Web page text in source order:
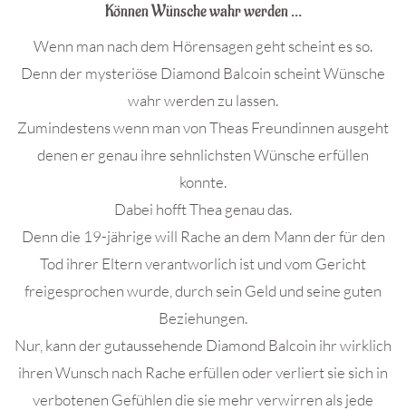
Können Wünsche wahr werden …
Wenn man nach dem Hörensagen geht scheint es so.
Denn der mysteriöse Diamond Balcoin scheint Wünsche
wahr werden zu lassen.
Zumindestens wenn man von Theas Freundinnen ausgeht
denen er genau ihre sehnlichsten Wünsche erfüllen
konnte.
Dabei hofft Thea genau das.
Denn die 19-jährige will Rache an dem Mann der für den
Tod ihrer Eltern verantworlich ist und vom Gericht
freigesprochen wurde, durch sein Geld und seine guten
Beziehungen.
Nur, kann der gutaussehende Diamond Balcoin ihr wirklich
ihren Wunsch nach Rache erfüllen oder verliert sie sich in
verbotenen Gefühlen die sie mehr verwirren als jede